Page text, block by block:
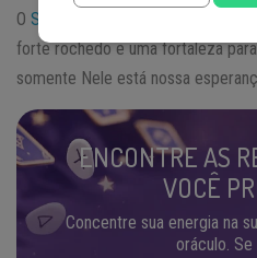
O Salmo
62 nos mostra o
forte rochedo e uma fortaleza
somente Nele está nossa
ENCONTRE AS
VOCÊ
Concentre sua energia na
oráculo. Se